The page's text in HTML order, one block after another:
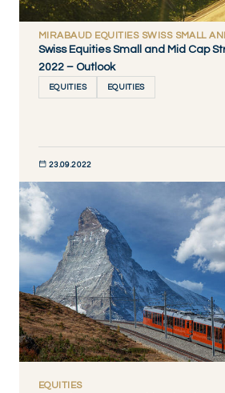
MIRABAUD EQUITIES SWISS SMALL
Swiss Equities Small and Mid Cap
2022 – Outlook
EQUITIES EQUITIES
23.09.2022
DÉCOUVRIR MAINTENANT
EQUITIES